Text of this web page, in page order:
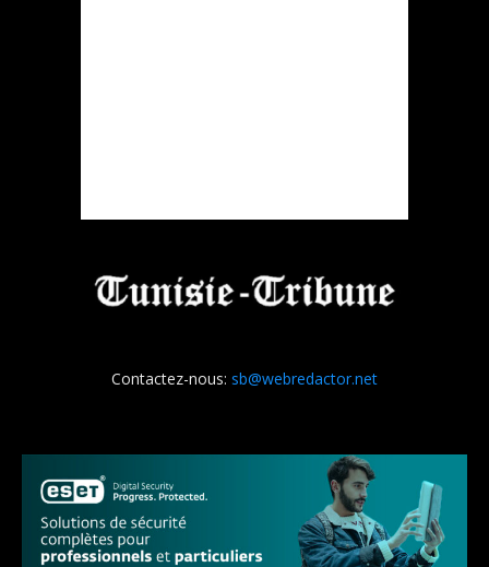
Contactez-nous: sb@webredactor.net